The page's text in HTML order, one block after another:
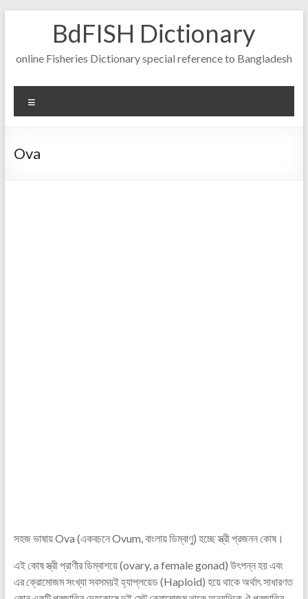
BdFISH Dictionary
online Fisheries Dictionary special reference to Bangladesh
Ova
সহজ ভাষায় Ova (একবচনে Ovum, বাংলায় ডিম্বাণু) হচ্ছে স্ত্রী প্রজনন কোষ।
এই কোষ স্ত্রী প্রাণীর ডিম্বাশয়ে (ovary, a female gonad) উৎপন্ন হয় এবং
এর ক্রোমোজম সংখ্যা সবসময়ই হ্যাপ্লয়েড (Haploid) হয়ে থাকে অর্থাৎ সাধারণত